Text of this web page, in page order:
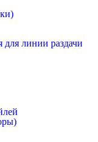
для линии раздачи